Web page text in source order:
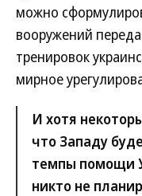
можно
вооружений
тренировок
мирное
И хотя
что Западу
темпы помощи
никто не